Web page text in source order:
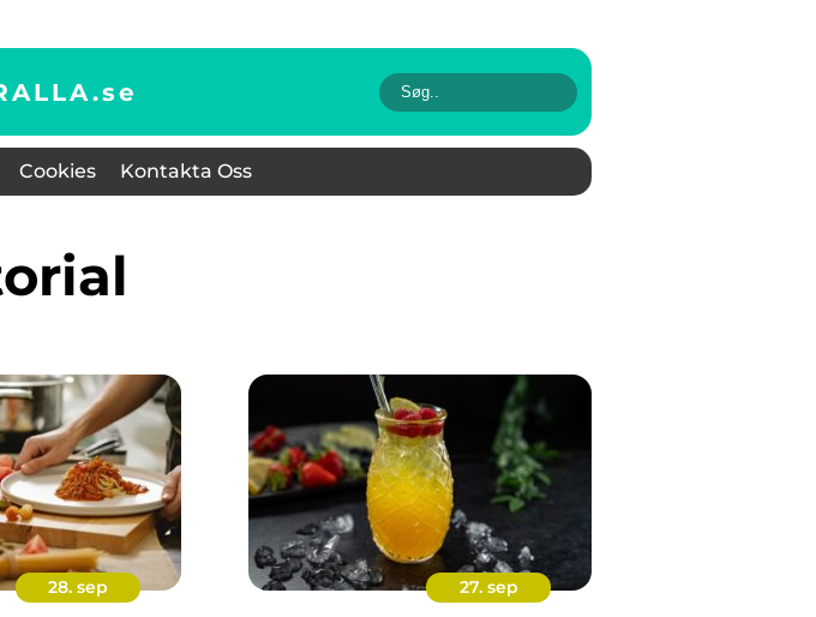
se
Cookies Kontakta Oss
28. sep 27. sep